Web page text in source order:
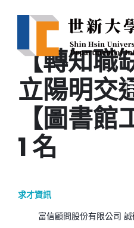
【轉知職
立陽明交
【圖書館
1 名
求才資訊
富信顧問股份有限公司